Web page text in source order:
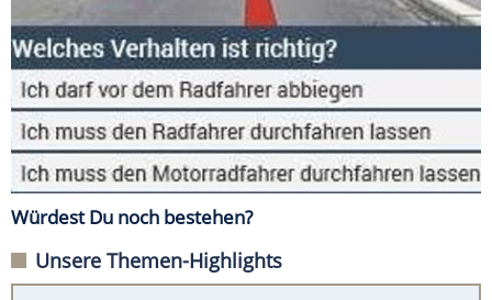
Würdest Du noch bestehen?
Unsere Themen-Highlights